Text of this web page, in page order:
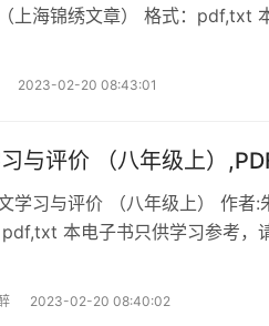
上海锦绣文章） 格式：pdf,txt
故事会》编辑部编,于2011 年3月
2023-02-20 08:43:01
与评价 （八年级上）
学习与评价 （八年级上） 作者
本电子书只供学习参考，
。 初中语文学习与评价 （八年
2023-02-20 08:40:02